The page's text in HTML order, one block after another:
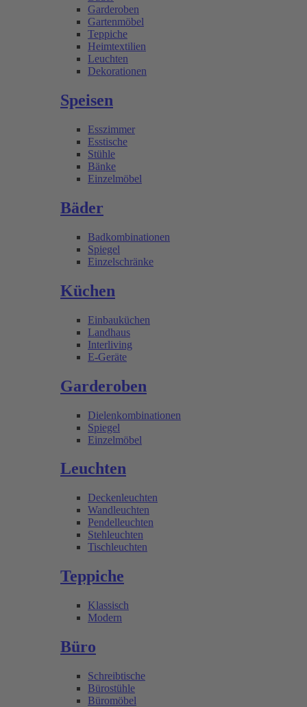
Garderoben
Gartenmöbel
Teppiche
Heimtextilien
Leuchten
Dekorationen
Speisen
Esszimmer
Esstische
Stühle
Bänke
Einzelmöbel
Bäder
Badkombinationen
Spiegel
Einzelschränke
Küchen
Einbauküchen
Landhaus
Interliving
E-Geräte
Garderoben
Dielenkombinationen
Spiegel
Einzelmöbel
Leuchten
Deckenleuchten
Wandleuchten
Pendelleuchten
Stehleuchten
Tischleuchten
Teppiche
Klassisch
Modern
Büro
Schreibtische
Bürostühle
Büromöbel